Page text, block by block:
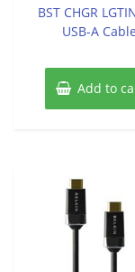
5
BST CHGR
USB-A Cable
Add to